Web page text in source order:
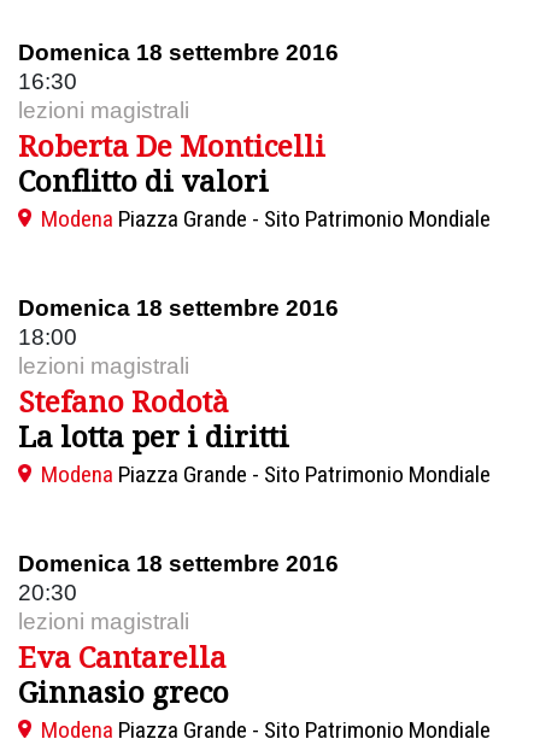
Domenica 18 settembre 2016
16:30
lezioni magistrali
Roberta De Monticelli
Conflitto di valori
Modena Piazza Grande - Sito Patrimonio Mondiale
Domenica 18 settembre 2016
18:00
lezioni magistrali
Stefano Rodotà
La lotta per i diritti
Modena Piazza Grande - Sito Patrimonio Mondiale
Domenica 18 settembre 2016
20:30
lezioni magistrali
Eva Cantarella
Ginnasio greco
Modena Piazza Grande - Sito Patrimonio Mondiale